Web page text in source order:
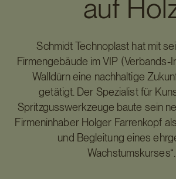
auf
Schmidt Technoplast hat mit
Firmengebäude im VIP (Verbands-
Walldürn eine nachhaltige
getätigt. Der Spezialist für
Spritzgusswerkzeuge baute sein
Firmeninhaber Holger Farrenkopf
und Begleitung eines
Wachstumskurses“.